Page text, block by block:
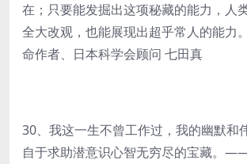
在；只要能发掘出这项秘藏的能力，人
全大改观，也能展现出超乎常人的能
命作者、日本科学会顾问 七田真
30、我这一生不曾工作过，我的幽默和
自于求助潜意识心智无穷尽的宝藏。